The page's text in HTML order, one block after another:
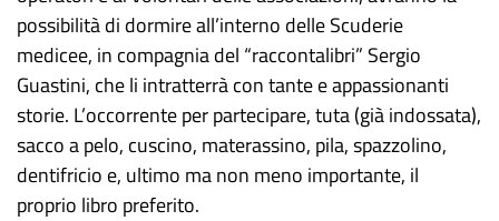
possibilità di dormire all’interno delle Scuderie
medicee, in compagnia del “raccontalibri” Sergio
Guastini, che li intratterrà con tante e appassionanti
storie. L’occorrente per partecipare, tuta (già indossata),
sacco a pelo, cuscino, materassino, pila, spazzolino,
dentifricio e, ultimo ma non meno importante, il
proprio libro preferito.